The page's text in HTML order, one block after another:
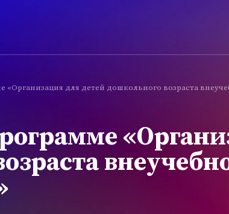
«Организация для детей дошкольного возраста